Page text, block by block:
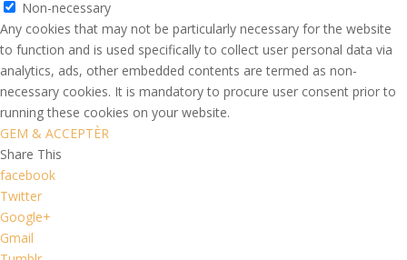
Non-necessary
Any cookies that may not be particularly necessary for the website
to function and is used specifically to collect user personal data via
analytics, ads, other embedded contents are termed as non-
necessary cookies. It is mandatory to procure user consent prior to
running these cookies on your website.
GEM & ACCEPTÈR
Share This
facebook
Twitter
Google+
Gmail